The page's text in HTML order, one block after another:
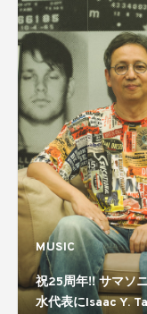
MUSIC
祝25周年!! サマソ
水代表にIsaac Y.